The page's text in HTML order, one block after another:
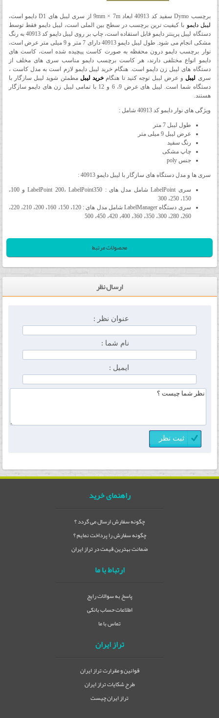
برچسب Dymo سفید کد 40913 ابعاد 9mm × 7m از سری لیبل های D1 دایمو است،
لیبل دایمو با کیفیت ترین برچسب در سطح بین الملی است، لیبل دایمو فقط توسط
دستگاه لیبل پرینتر دایمو قابل استفاده است، چاپ بر روی لیبل دایمو کد 40913 به رنگ
مشکی انجام می شود. طول لیبل دایمو 40913 دارای 7 متر و 9 میلی متر عرض است،
نوار برچسب دایمو درون محفظه به صورت کاست پیچیده شده است، کاست های
دایمو انواع مختلفی دارند، هر کاست برچسب دایمو مناسب سری های مخلف از
دستگاه های لیبل زن دایمو است. هنگام خرید لیبل دایمو لازم است به مدل کاست ،
سری لیبل و عرض لیبل توجه کنید تا هنگام خرید لیبل مطمئن شوید لیبل سازگار با
دستگاه شما است. لیبل های عرض 9، 6 و 12 با تمامی لیبل زن های دایمو سازگار
هستند.
ویژگی های نوار دایمو کد 40913 شامل :
طول لیبل 7 متر
عرض لیبل 9 میلی متر
رنگ سفید
چاپ مشکی
جنس poly
سری ها و مدل دستگاه های سازگار با لیبل دایمو 40913 :
سری LabelPoint شامل مدل های : LabelPoint 200، LabelPoint350 و 100،
150، 250، 300
سری دستگاه LabelManager شامل مدل های : 120، 150، 160، 200، 210، 220،
260، 280، 300، 350، 360، 400، 420، 450، 500
محصولات مرتبط
ارسال نظر
عنوان نظر :
نام شما :
ایمیل :
راهنمای خرید
چگونه سفارش ارسال می گردد ؟
چگونه سفارش را پرداخت نمایم ؟
ضمانت بهترین قیمت در تراز ایران
ارتباط با ما
پاسخ به سوالات رایج
اطلاعات حساب بانکی
تماس با ما
تراز ایران
قوانین و مقرارت تراز ایران
طرح شکایات تراز ایران
تراز ایران چیست